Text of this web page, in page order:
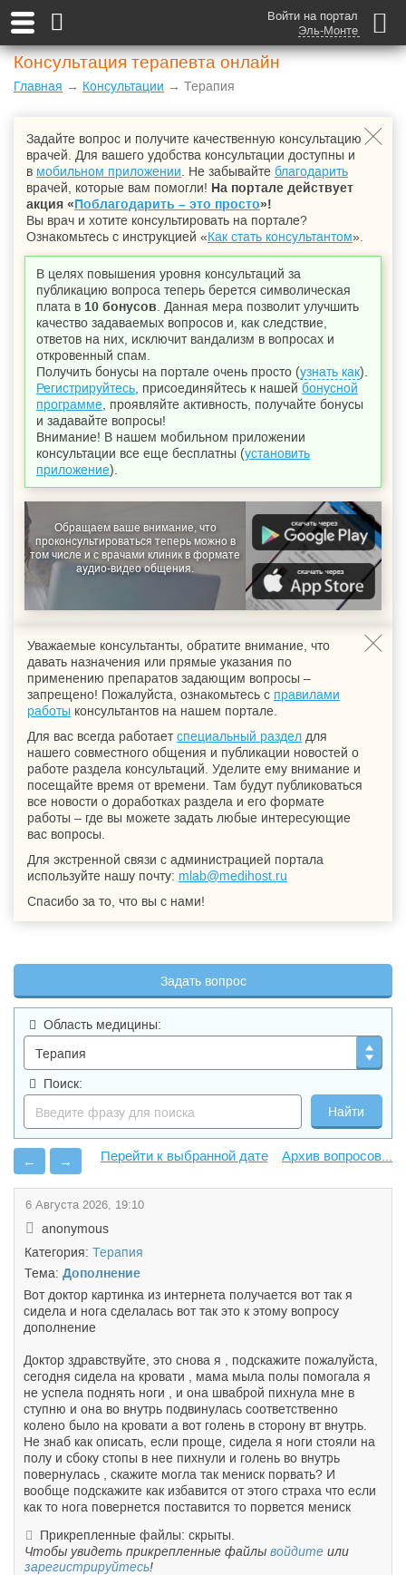
Войти на портал
Эль-Монте
Консультация терапевта онлайн
Главная → Консультации → Терапия
Задайте вопрос и получите качественную консультацию
врачей. Для вашего удобства консультации доступны и
в мобильном приложении . Не забывайте благодарить
врачей, которые вам помогли! На портале действует
акция «Поблагодарить – это просто»!
Вы врач и хотите консультировать на портале?
Ознакомьтесь с инструкцией «Как стать консультантом».
В целях повышения уровня консультаций за
публикацию вопроса теперь берется символическая
плата в 10 бонусов . Данная мера позволит улучшить
качество задаваемых вопросов и, как следствие,
ответов на них, исключит вандализм в вопросах и
откровенный спам.
Получить бонусы на портале очень просто (узнать как).
Регистрируйтесь , присоединяйтесь к нашей бонусной
программе , проявляйте активность, получайте бонусы
и задавайте вопросы!
Внимание! В нашем мобильном приложении
консультации все еще бесплатны (установить
приложение).
Обращаем ваше внимание, что
проконсультироваться теперь можно в
том числе и с врачами клиник в формате
аудио-видео общения.
Уважаемые консультанты, обратите внимание, что
давать назначения или прямые указания по
применению препаратов задающим вопросы –
запрещено! Пожалуйста, ознакомьтесь с правилами
работы консультантов на нашем портале.
Для вас всегда работаетспециальный раздел для
нашего совместного общения и публикации новостей о
работе раздела консультаций. Уделите ему внимание и
посещайте время от времени. Там будут публиковаться
все новости о доработках раздела и его формате
работы – где вы можете задать любые интересующие
вас вопросы.
Для экстренной связи с администрацией портала
используйте нашу почту: mlab@medihost.ru
Спасибо за то, что вы с нами!
Задать вопрос
Область медицины:
Поиск:
← → Архив вопросов...
6 Августа 2026, 19:10
anonymous
Категория: Терапия
Тема: Дополнение
Вот доктор картинка из интернета получается вот так я
сидела и нога сделалась вот так это к этому вопросу
дополнение
Доктор здравствуйте, это снова я , подскажите пожалуйста,
сегодня сидела на кровати , мама мыла полы помогала я
не успела поднять ноги , и она шваброй пихнула мне в
ступню и она во внутрь подвинулась соответственно
колено было на кровати а вот голень в сторону вт внутрь.
Не знаб как описать, если проще, сидела я ноги стояли на
полу и сбоку стопы в нее пихнули и голень во внутрь
повернулась , скажите могла так мениск порвать? И
вообще подскажите как избавится от этого страха что если
как то нога повернется поставится то порвется мениск
Прикрепленные файлы: скрыты.
Чтобы увидеть прикрепленные файлы войдите или
зарегистрируйтесь!